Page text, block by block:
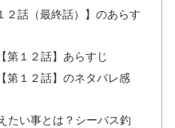
２話（最終話）】のあらす
第１２話】あらすじ
第１２話】のネタバレ感
たい事とは？シーバス釣